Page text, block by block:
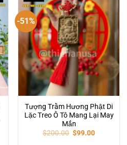
-51%
Tượng Trầm Hương Phật Di
Lặc Treo Ô Tô Mang Lại May
Mắn
$200.00 $99.00